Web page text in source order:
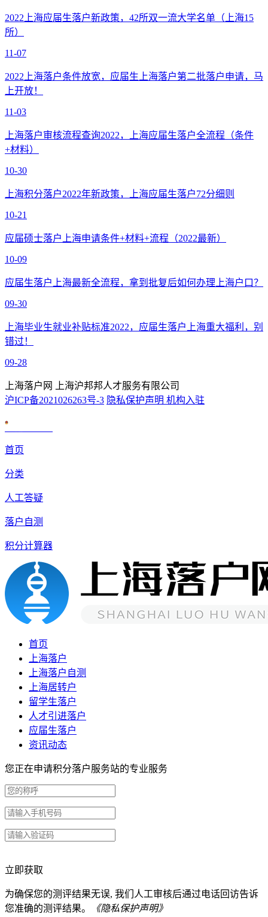
2022上海应届生落户新政策，42所双一流大学名单（上海15
所）
11-07
2022上海落户条件放宽，应届生上海落户第二批落户申请，马
上开放！
11-03
上海落户审核流程查询2022，上海应届生落户全流程（条件
+材料）
10-30
上海积分落户2022年新政策，上海应届生落户72分细则
10-21
应届硕士落户上海申请条件+材料+流程（2022最新）
10-09
应届生落户上海最新全流程，拿到批复后如何办理上海户口？
09-30
上海毕业生就业补贴标准2022，应届生落户上海重大福利，别
错过！
09-28
上海落户网 上海沪邦邦人才服务有限公司
沪ICP备2021026263号-3 隐私保护声明 机构入驻
首页
分类
人工答疑
落户自测
积分计算器
首页
上海落户
上海落户自测
上海居转户
留学生落户
人才引进落户
应届生落户
资讯动态
您正在申请积分落户服务站的专业服务
立即获取
为确保您的测评结果无误, 我们人工审核后通过电话回访告诉
您准确的测评结果。
《隐私保护声明》